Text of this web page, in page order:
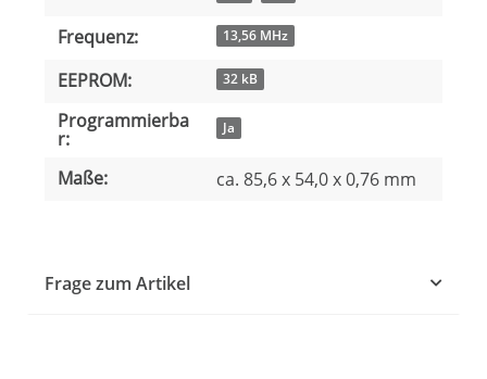
Frequenz: 13,56 MHz
EEPROM: 32 kB
Programmierba
r: Ja
Maße: ca. 85,6 x 54,0 x 0,76 mm
Frage zum Artikel